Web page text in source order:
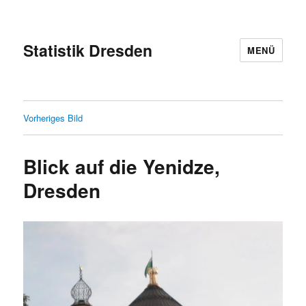
Statistik Dresden MENÜ
Vorheriges Bild
Blick auf die Yenidze,
Dresden